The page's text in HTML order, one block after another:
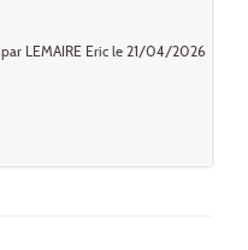
par LEMAIRE Eric le 21/04/2026